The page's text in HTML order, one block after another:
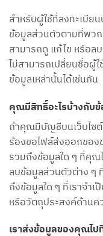
สำหรับผู้ใช้ที่ลงทะเบียน
ข้อมูลส่วนตัวตามที่พวก
สามารถดู แก้ไข หรือล
ไม่สามารถเปลี่ยนชื่อผู้ใ
ข้อมูลเหล่านั้นได้เช่นกัน
คุณมีสิทธิ์อะไรบ้างกับ
ถ้าคุณมีบัญชีบนเว็บไซ
ร้องขอไฟล์ส่งออกของ
รวมถึงข้อมูลใด ๆ ที่คุณ
ลบข้อมูลส่วนตัวต่าง ๆ
ถึงข้อมูลใด ๆ ที่เราจำ
หรือวัตถุประสงค์ด้านค
เราส่งข้อมูลของคุณไป